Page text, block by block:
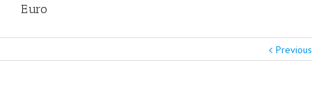
Euro
Previous